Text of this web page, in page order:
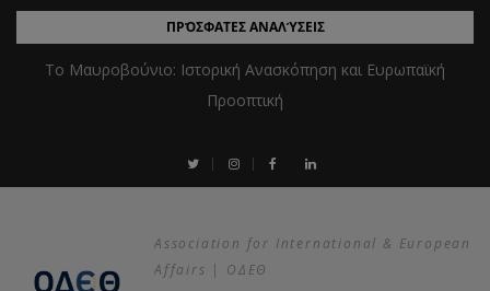
ΠΡΌΣΦΑΤΕΣ ΑΝΑΛΎΣΕΙΣ
Το Μαυροβούνιο: Ιστορική Ανασκόπηση και Ευρωπαϊκή
Προοπτική
Association for International & European
Affairs | ΟΔΕΘ